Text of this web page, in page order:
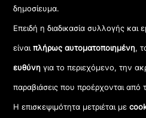
δημοσίευμα.
Επειδή η διαδικασία συλλογής και
είναιπλήρως αυτοματοποιημένη,
ευθύνη για το περιεχόμενο, την
παραβιάσεις που προέρχονται από
Η επισκεψιμότητα μετριέται με